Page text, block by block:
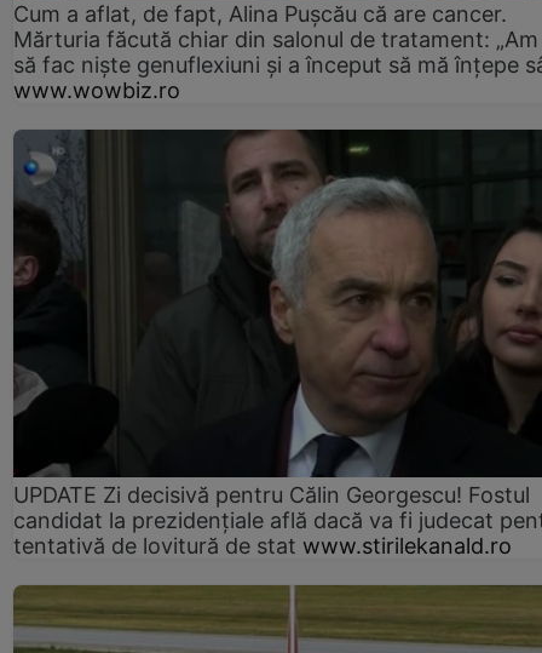
Cum a aflat, de fapt, Alina Pușcău că are cancer.
Mărturia făcută chiar din salonul de tratament:
să fac niște genuflexiuni și a început să mă înțepe
www.wowbiz.ro
UPDATE Zi decisivă pentru Călin Georgescu! Fostul
candidat la prezidențiale află dacă va fi judecat
tentativă de lovitură de stat www.stirilekanald.ro